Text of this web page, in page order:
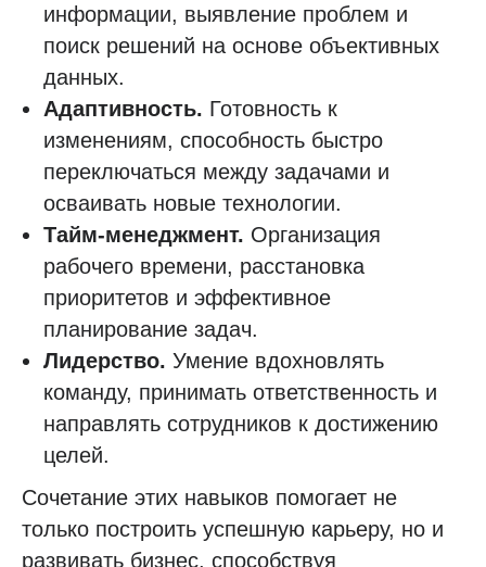
информации, выявление проблем и
поиск решений на основе объективных
данных.
Адаптивность. Готовность к
изменениям, способность быстро
переключаться между задачами и
осваивать новые технологии.
Тайм-менеджмент. Организация
рабочего времени, расстановка
приоритетов и эффективное
планирование задач.
Лидерство. Умение вдохновлять
команду, принимать ответственность и
направлять сотрудников к достижению
целей.
Сочетание этих навыков помогает не
только построить успешную карьеру, но и
развивать бизнес, способствуя